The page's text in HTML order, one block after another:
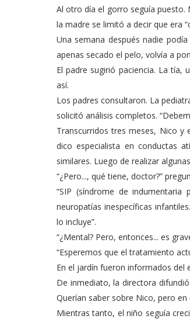
Al otro día el gorro seguía
la madre se limitó a decir que era
Una semana después nadie
apenas secado el pelo, volvía a
El padre sugirió paciencia. La tía,
así.
Los padres consultaron. La
solicitó análisis completos.
Transcurridos tres meses, Nico
dico especialista en conductas
similares. Luego de realizar
“¿Pero..., qué tiene, doctor?”
“SIP (síndrome de
neuropatías inespecíficas
lo incluye”.
“¿Mental? Pero, entonces... es
“Esperemos que el tratamiento
En el jardín fueron informados del
De inmediato, la directora
Querían saber sobre Nico, pero
Mientras tanto, el niño seguía